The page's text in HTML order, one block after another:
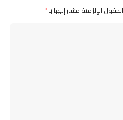
الحقول الإلزامية مشار إليها بـ*